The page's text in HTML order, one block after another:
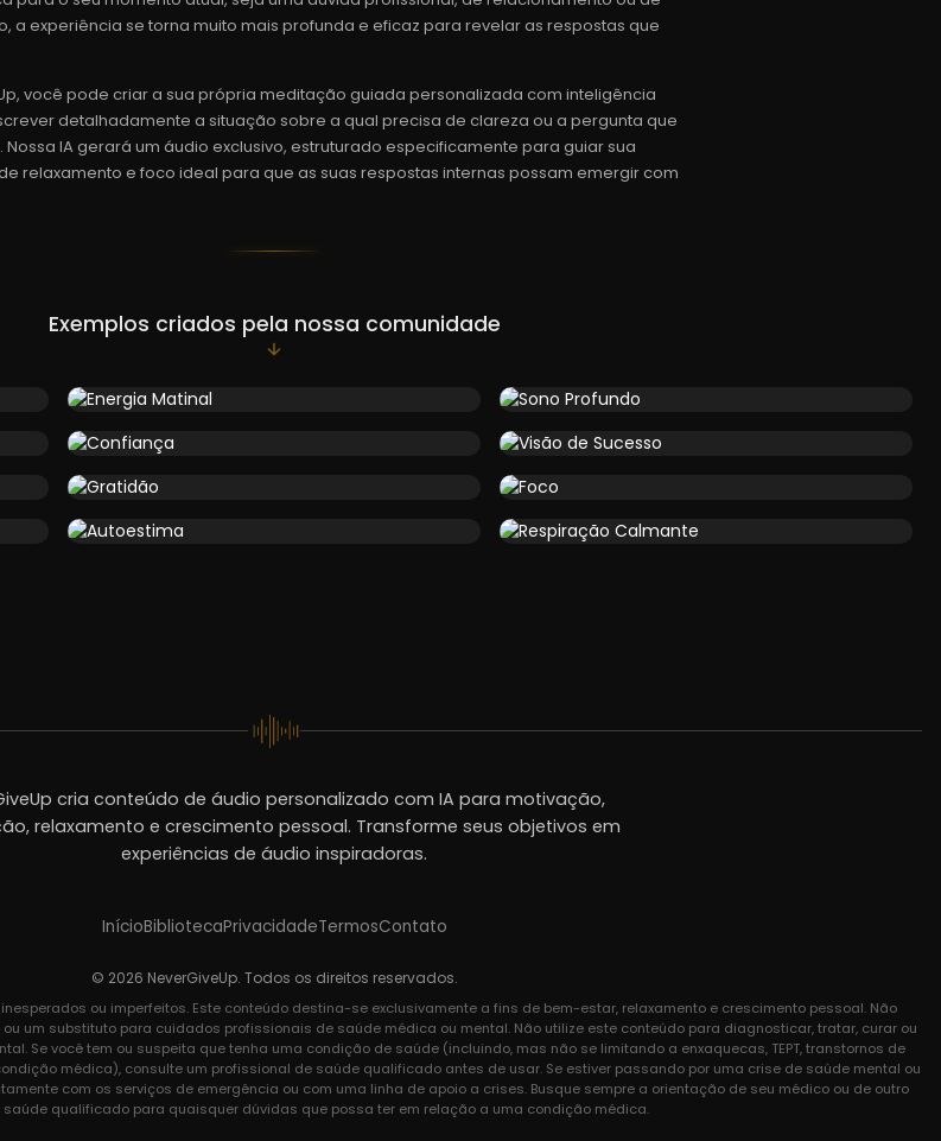
a experiência se torna muito mais profunda e eficaz para revelar as respostas que
você pode criar a sua própria meditação guiada personalizada com inteligência
detalhadamente a situação sobre a qual precisa de clareza ou a pergunta que
IA gerará um áudio exclusivo, estruturado especificamente para guiar sua
relaxamento e foco ideal para que as suas respostas internas possam emergir com
Exemplos criados pela nossa comunidade
cria conteúdo de áudio personalizado com IA para motivação,
relaxamento e crescimento pessoal. Transforme seus objetivos em
experiências de áudio inspiradoras.
InícioBibliotecaPrivacidadeTermosContato
© 2026 NeverGiveUp. Todos os direitos reservados.
ou imperfeitos. Este conteúdo destina-se exclusivamente a fins de bem-estar, relaxamento e crescimento pessoal. Não
um substituto para cuidados profissionais de saúde médica ou mental. Não utilize este conteúdo para diagnosticar, tratar, curar ou
Se você tem ou suspeita que tenha uma condição de saúde (incluindo, mas não se limitando a enxaquecas, TEPT, transtornos de
médica), consulte um profissional de saúde qualificado antes de usar. Se estiver passando por uma crise de saúde mental ou
com os serviços de emergência ou com uma linha de apoio a crises. Busque sempre a orientação de seu médico ou de outro
saúde qualificado para quaisquer dúvidas que possa ter em relação a uma condição médica.